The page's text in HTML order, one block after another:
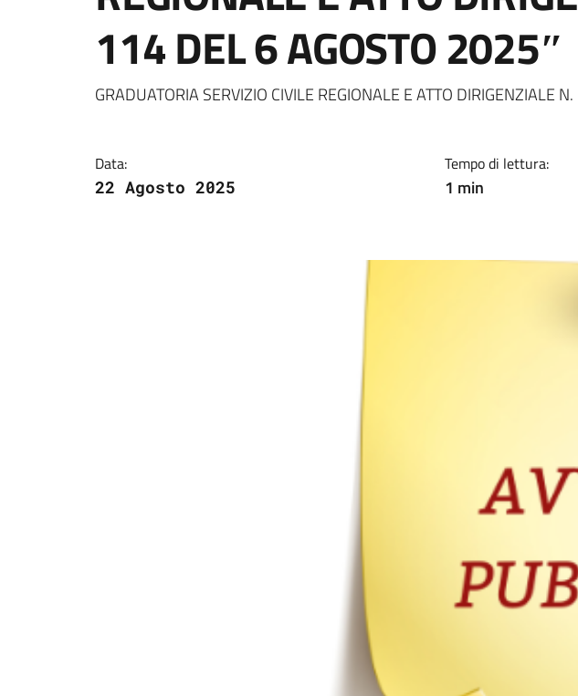
114 DEL 6 AGOSTO 2025″
Dettagli della notizia
GRADUATORIA SERVIZIO CIVILE REGIONALE E ATTO DIRIGENZIALE
Data:
22 Agosto 2025
Tempo di lettura:
1 min